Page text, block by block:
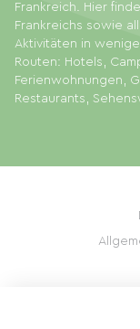
Frankreich. Hier
Frankreichs sowie
Aktivitäten in
Routen: Hotels,
Ferienwohnungen,
Restaurants,